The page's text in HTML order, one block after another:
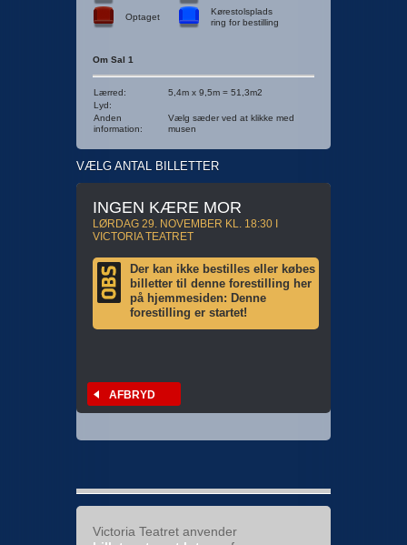
Optaget
Kørestolsplads
ring for bestilling
Om Sal 1
Lærred:
5,4m x 9,5m = 51,3m2
Lyd:
Anden
information:
Vælg sæder ved at klikke med
musen
VÆLG ANTAL BILLETTER
INGEN KÆRE MOR
LØRDAG 29. NOVEMBER KL. 18:30 I
VICTORIA TEATRET
Der kan ikke bestilles eller købes
billetter til denne forestilling her
på hjemmesiden: Denne
forestilling er startet!
AFBRYD
Victoria Teatret anvender